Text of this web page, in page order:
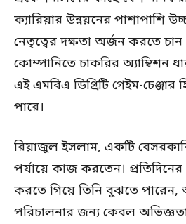
ক্যারিয়ার উন্নয়নের পাশাপাশি
নেতৃত্বের দক্ষতা অর্জন করতে চান
কোম্পানিতে চাকরির অ্যাম্বিশন
এই এমবিএ ডিগ্রিটি গেইম-
পারে।
রিয়াজুল ইসলাম, একটি
পর্যায়ে কাজ করতেন। প্রতিদিনের
করতে গিয়ে তিনি বুঝতে
পরিচালনার জন্য কেবল